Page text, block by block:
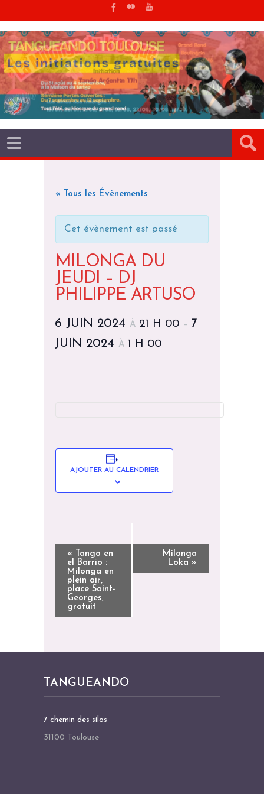
« Tous les Évènements
Cet évènement est passé
MILONGA DU
JEUDI – DJ
PHILIPPE ARTUSO
6 JUIN 2024 À 21 H 00 – 7
JUIN 2024 À 1 H 00
AJOUTER AU CALENDRIER
G
T
O
N
É
V
« Tango en
el Barrio :
Milonga en
plein air,
place Saint-
Georges,
gratuit
Milonga
Loka »
TANGUEANDO
7 chemin des silos
31100 Toulouse